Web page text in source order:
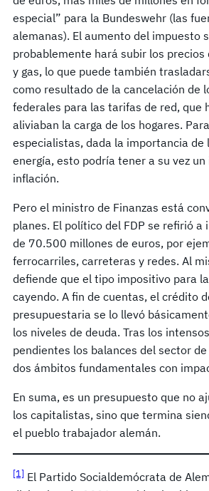
especial” para la Bundeswehr (las
alemanas). El aumento del impuesto
probablemente hará subir los precios
y gas, lo que puede también
como resultado de la cancelación de
federales para las tarifas de red, que
aliviaban la carga de los hogares.
especialistas, dada la importancia de
energía, esto podría tener a su vez
inflación.
Pero el ministro de Finanzas está
planes. El político del FDP se refirió a
de 70.500 millones de euros, por
ferrocarriles, carreteras y redes. Al
defiende que el tipo impositivo para
cayendo. A fin de cuentas, el crédito
presupuestaria se lo llevó
los niveles de deuda. Tras los
pendientes los balances del sector de
dos ámbitos fundamentales con
En suma, es un presupuesto que no
los capitalistas, sino que termina
el pueblo trabajador alemán.
[1] El Partido Socialdemócrata de